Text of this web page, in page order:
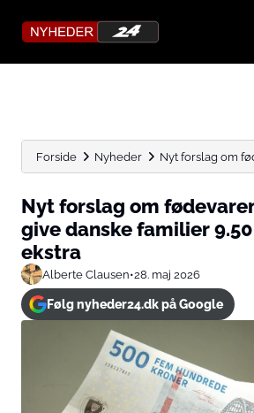
Forside Nyheder Nyt forslag om
Nyt forslag om
give danske familier
ekstra
Alberte Clausen•28. maj 2026
Følg nyheder24.dk på Google